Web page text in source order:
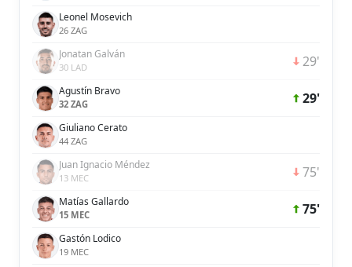
Leonel Mosevich
26 ZAG
Jonatan Galván
30 LAD 29'
Agustín Bravo
32 ZAG 29'
Giuliano Cerato
44 ZAG
Juan Ignacio Méndez
13 MEC 75'
Matías Gallardo
15 MEC 75'
Gastón Lodico
19 MEC